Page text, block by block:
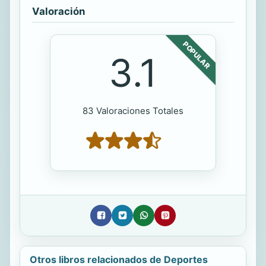
Valoración
POPULAR
3.1
83 Valoraciones Totales
Otros libros relacionados de Deportes